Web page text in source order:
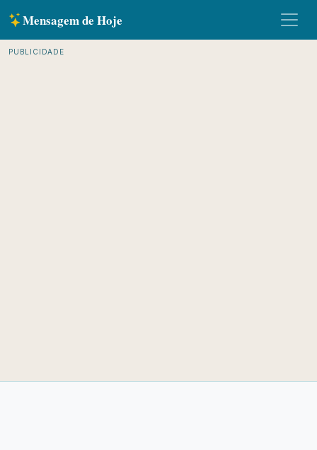
Mensagem de Hoje
PUBLICIDADE